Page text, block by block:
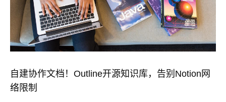
自建协作文档！Outline开源知识库，告别Notion网
络限制